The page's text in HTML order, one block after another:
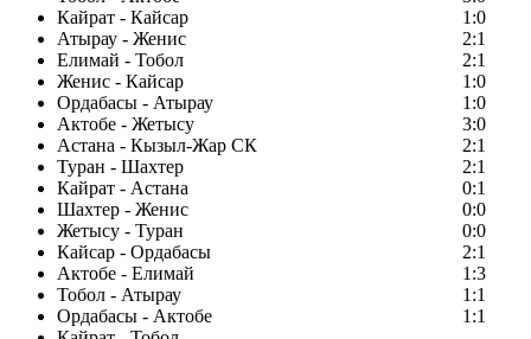
Кайрат - Кайсар
1:0
Атырау - Женис
2:1
Елимай - Тобол
2:1
Женис - Кайсар
1:0
Ордабасы - Атырау
1:0
Актобе - Жетысу
3:0
Астана - Кызыл-Жар СК
2:1
Туран - Шахтер
2:1
Кайрат - Астана
0:1
Шахтер - Женис
0:0
Жетысу - Туран
0:0
Кайсар - Ордабасы
2:1
Актобе - Елимай
1:3
Тобол - Атырау
1:1
Ордабасы - Актобе
1:1